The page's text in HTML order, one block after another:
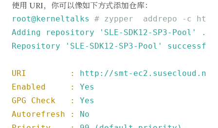
使用 URI，你可以像如下方式添加仓库：
root@kerneltalks
# zypper  addrepo -c http://
Adding
repository 'SLE-SDK12-SP3-Pool'
Repository
'SLE-SDK12-SP3-Pool'
URI         :
http://smt-ec2.susecloud.net/
Enabled     :
Yes
GPG Check   :
Yes
Autorefresh :
No